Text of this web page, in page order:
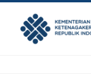
content